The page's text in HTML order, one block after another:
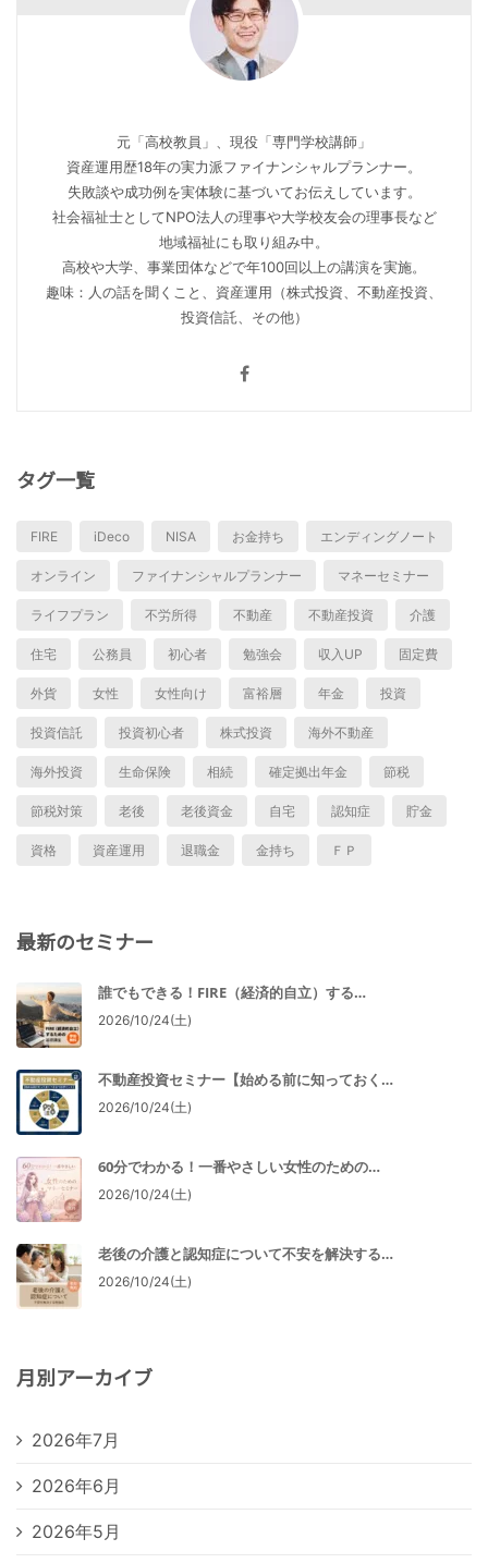
元「高校教員」、現役「専門学校講師」
資産運用歴18年の実力派ファイナンシャルプランナー。
失敗談や成功例を実体験に基づいてお伝えしています。
社会福祉士としてNPO法人の理事や大学校友会の理事長など
地域福祉にも取り組み中。
高校や大学、事業団体などで年100回以上の講演を実施。
趣味：人の話を聞くこと、資産運用（株式投資、不動産投資、
投資信託、その他）
タグ一覧
FIRE iDeco NISA お金持ち エンディングノート
オンライン ファイナンシャルプランナー マネーセミナー
ライフプラン 不労所得 不動産 不動産投資 介護
住宅 公務員 初心者 勉強会 収入UP 固定費
外貨 女性 女性向け 富裕層 年金 投資
投資信託 投資初心者 株式投資 海外不動産
海外投資 生命保険 相続 確定拠出年金 節税
節税対策 老後 老後資金 自宅 認知症 貯金
資格 資産運用 退職金 金持ち ＦＰ
最新のセミナー
誰でもできる！FIRE（経済的自立）する…
2026/10/24(土)
不動産投資セミナー【始める前に知っておく…
2026/10/24(土)
60分でわかる！一番やさしい女性のための…
2026/10/24(土)
老後の介護と認知症について不安を解決する…
2026/10/24(土)
月別アーカイブ
2026年7月
2026年6月
2026年5月